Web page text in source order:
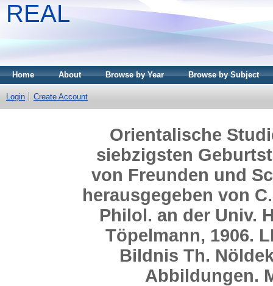
REAL
Home About Browse by Year Browse by Subject
Login Create Account
Orientalische
siebzigsten
von Freunden und
herausgegeben von
Philol. an der Univ.
Töpelmann, 1906.
Bildnis Th.
Abbildungen.